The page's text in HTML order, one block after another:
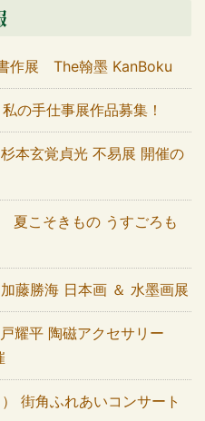
書作展 The翰墨 KanBoku
の手仕事展作品募集！
本玄覚貞光 不易展 開催の
夏こそきもの うすごろも
藤勝海 日本画 ＆ 水墨画展
耀平 陶磁アクセサリー
街角ふれあいコンサート